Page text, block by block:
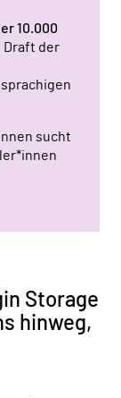
10.000
Draft der
sucht
Storage
hinweg,